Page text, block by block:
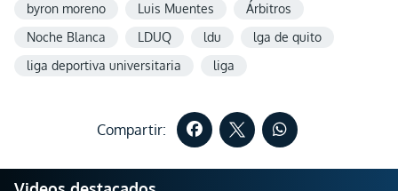
byron moreno Luis Muentes
Árbitros
Noche Blanca
LDUQ ldu
lga de quito
liga deportiva universitaria
liga
Compartir: